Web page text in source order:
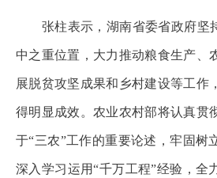
张柱表示，湖南省委省政府坚
中之重位置，大力推动粮食生产、
展脱贫攻坚成果和乡村建设等工作
得明显成效。农业农村部将认真贯
于“三农”工作的重要论述，牢固树
深入学习运用“千万工程”经验，全